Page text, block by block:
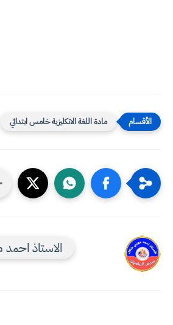
مادة اللغة الانكليزية خامس ابتدائي
الاستاذ احمد